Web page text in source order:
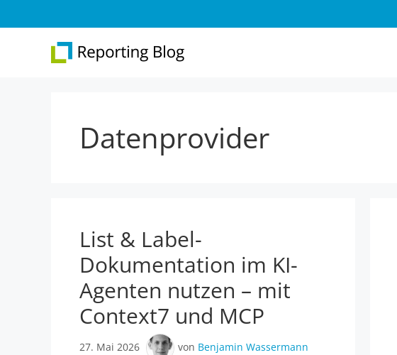
Inhalt
Überblick
Report Designer
Version 31
Datenprovider
List & Label-
Dokumentation im KI-
Agenten nutzen – mit
Context7 und MCP
27. Mai 2026 von Benjamin Wassermann